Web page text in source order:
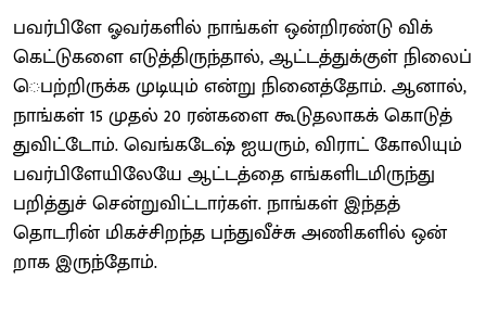
பவர்​பிளே ஓவர்​களில் நாங்​கள் ஒன்​றிரண்டு விக்​
கெட்​டு​களை எடுத்​திருந்​தால், ஆட்​டத்​துக்​குள் நிலைப்
ெபற்றிருக்க முடி​யும் என்று நினைத்​தோம். ஆனால்,
நாங்​கள் 15 முதல் 20 ரன்​களை கூடுதலாகக் கொடுத்​
துவிட்​டோம். வெங்​கடேஷ் ஐயரும், விராட் கோலி​யும்
பவர்​பிளே​யிலேயே ஆட்​டத்தை எங்​களிட​மிருந்து
பறித்துச் சென்​று​விட்​டார்​கள். நாங்​கள் இந்​தத்
தொடரின் மிகச்சிறந்த பந்​து​வீச்சு அணி​களில் ஒன்​
றாக இருந்​தோம்.